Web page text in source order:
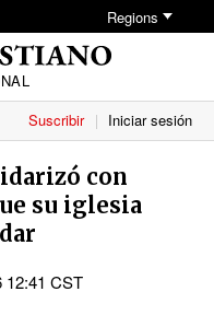
Regions
Suscribir Iniciar sesión
con
su iglesia
12:41 CST